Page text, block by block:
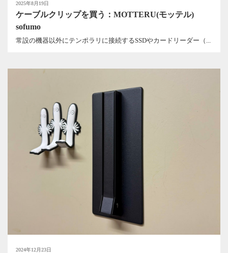
2025年8月19日
ケーブルクリップを買う：MOTTERU(モッテル)
sofumo
常設の機器以外にテンポラリに接続するSSDやカードリーダー（...
2024年12月23日